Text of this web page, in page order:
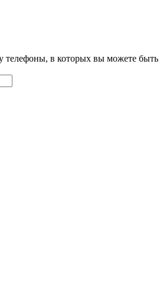
в которых вы можете быть